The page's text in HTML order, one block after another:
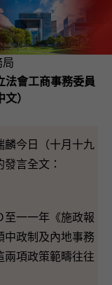
局
法會工商事務委員
）
今日（十月十九
言全文：
一一年《施政報
中政制及內地事務
兩項政策範疇往往